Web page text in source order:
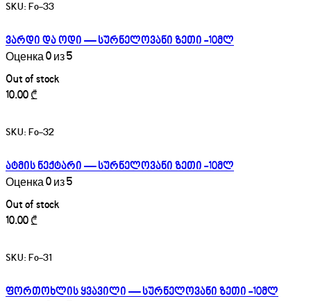
SKU: Fo-33
ვარდი და ოდი — სურნელოვანი ზეთი -10მლ
Оценка0 из 5
Out of stock
10.00₾
SKU: Fo-32
ატმის ნექტარი — სურნელოვანი ზეთი -10მლ
Оценка0 из 5
Out of stock
10.00₾
SKU: Fo-31
ფორთოხლის ყვავილი — სურნელოვანი ზეთი -10მლ